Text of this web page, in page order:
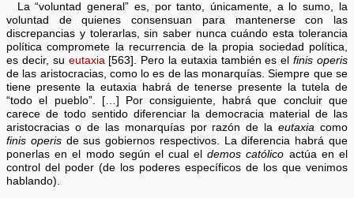
La “voluntad general” es, por tanto, únicamente, a lo sumo, la
voluntad de quienes consensuan para mantenerse con las
discrepancias y tolerarlas, sin saber nunca cuándo esta tolerancia
política compromete la recurrencia de la propia sociedad política,
es decir, su eutaxia[563]. Pero la eutaxia también es elfinis operis
de las aristocracias, como lo es de las monarquías. Siempre que se
tiene presente la eutaxia habrá de tenerse presente la tutela de
“todo el pueblo”. […] Por consiguiente, habrá que concluir que
carece de todo sentido diferenciar la democracia material de las
aristocracias o de las monarquías por razón de la eutaxiacomo
finis operisde sus gobiernos respectivos. La diferencia habrá que
ponerlas en el modo según el cual eldemos católico actúa en el
control del poder (de los poderes específicos de los que venimos
hablando).